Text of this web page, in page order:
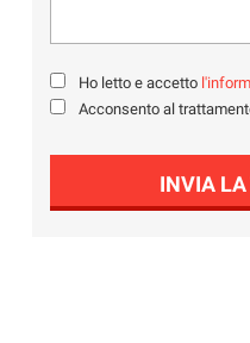
Ho letto e accetto
Acconsento al
INVIA LA